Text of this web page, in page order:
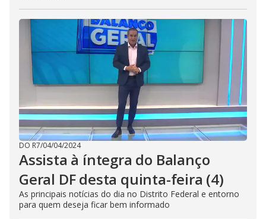
DO R7/04/04/2024
Assista à íntegra do Balanço
Geral DF desta quinta-feira (4)
As principais notícias do dia no Distrito Federal e entorno
para quem deseja ficar bem informado